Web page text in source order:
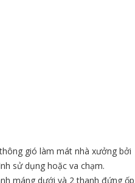
gió làm mát nhà xưởng bởi
sử dụng hoặc va chạm.
máng dưới và 2 thanh đứng ốp